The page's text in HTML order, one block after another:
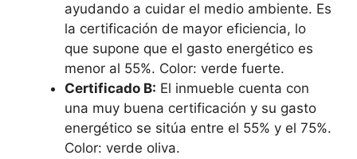
ayudando a cuidar el medio ambiente. Es
la certificación de mayor eficiencia, lo
que supone que el gasto energético es
menor al 55%. Color: verde fuerte.
Certificado B: El inmueble cuenta con
una muy buena certificación y su gasto
energético se sitúa entre el 55% y el 75%.
Color: verde oliva.